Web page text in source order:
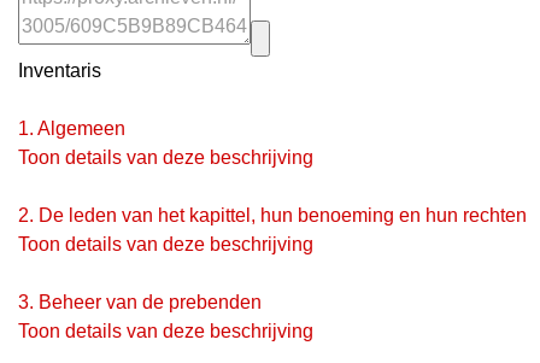
Inventaris
1. Algemeen
Toon details van deze beschrijving
2. De leden van het kapittel, hun benoeming en hun rechten
Toon details van deze beschrijving
3. Beheer van de prebenden
Toon details van deze beschrijving